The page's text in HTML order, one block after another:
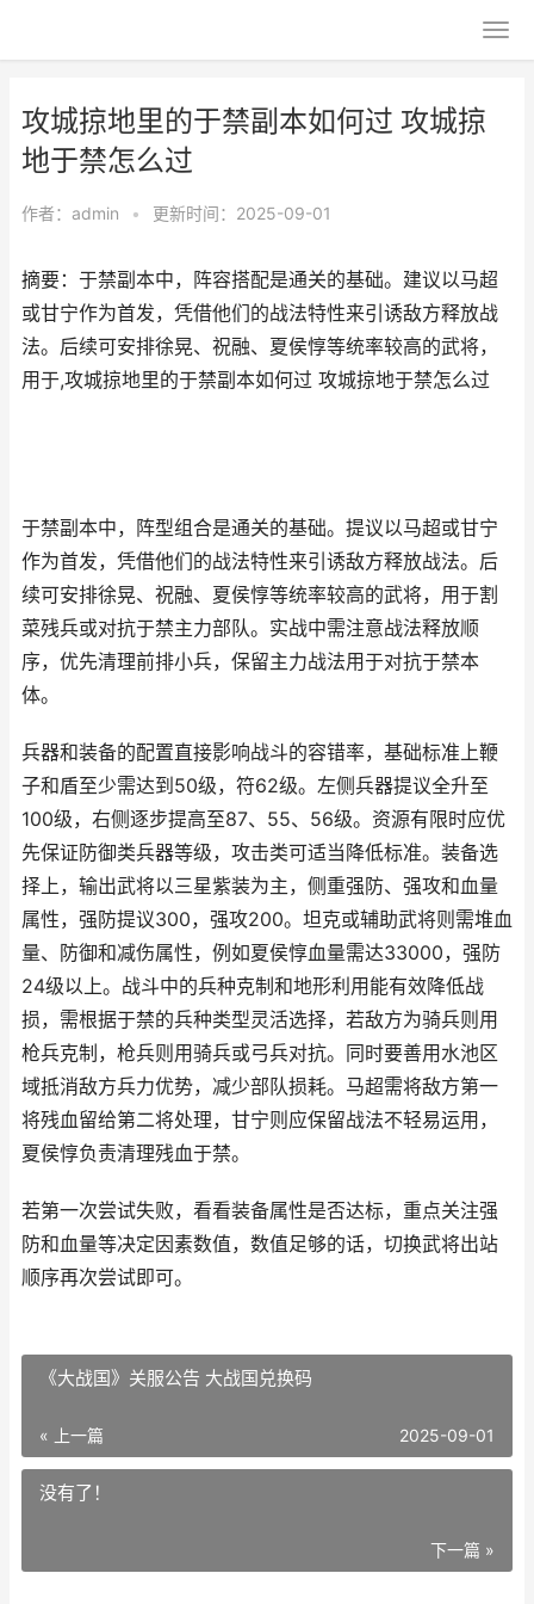
攻城掠地里的于禁副本如何过 攻城掠
地于禁怎么过
作者： admin • 更新时间：2025-09-01
摘要：于禁副本中，阵容搭配是通关的基础。建议以马超
或甘宁作为首发，凭借他们的战法特性来引诱敌方释放战
法。后续可安排徐晃、祝融、夏侯惇等统率较高的武将，
用于,攻城掠地里的于禁副本如何过 攻城掠地于禁怎么过
于禁副本中，阵型组合是通关的基础。提议以马超或甘宁
作为首发，凭借他们的战法特性来引诱敌方释放战法。后
续可安排徐晃、祝融、夏侯惇等统率较高的武将，用于割
菜残兵或对抗于禁主力部队。实战中需注意战法释放顺
序，优先清理前排小兵，保留主力战法用于对抗于禁本
体。
兵器和装备的配置直接影响战斗的容错率，基础标准上鞭
子和盾至少需达到50级，符62级。左侧兵器提议全升至
100级，右侧逐步提高至87、55、56级。资源有限时应优
先保证防御类兵器等级，攻击类可适当降低标准。装备选
择上，输出武将以三星紫装为主，侧重强防、强攻和血量
属性，强防提议300，强攻200。坦克或辅助武将则需堆血
量、防御和减伤属性，例如夏侯惇血量需达33000，强防
24级以上。战斗中的兵种克制和地形利用能有效降低战
损，需根据于禁的兵种类型灵活选择，若敌方为骑兵则用
枪兵克制，枪兵则用骑兵或弓兵对抗。同时要善用水池区
域抵消敌方兵力优势，减少部队损耗。马超需将敌方第一
将残血留给第二将处理，甘宁则应保留战法不轻易运用，
夏侯惇负责清理残血于禁。
若第一次尝试失败，看看装备属性是否达标，重点关注强
防和血量等决定因素数值，数值足够的话，切换武将出站
顺序再次尝试即可。
《大战国》关服公告 大战国兑换码
« 上一篇 2025-09-01
没有了！
下一篇 »